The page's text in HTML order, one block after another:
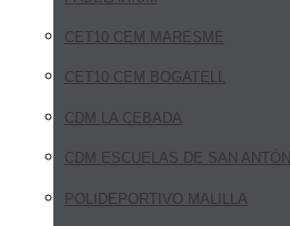
CET10 CEM MARESME
CET10 CEM BOGATELL
CDM LA CEBADA
CDM ESCUELAS DE SAN ANTÓN
POLIDEPORTIVO MALILLA